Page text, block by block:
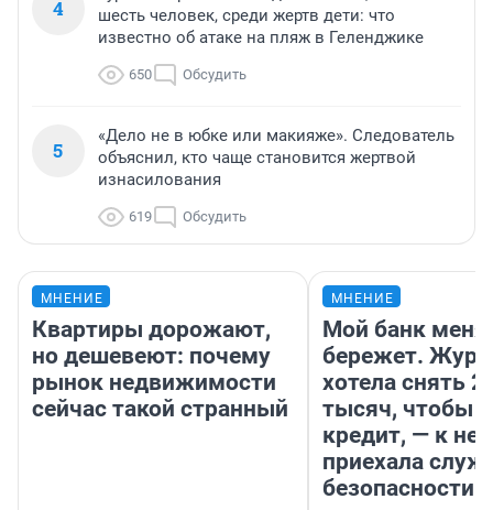
4
шесть человек, среди жертв дети: что
известно об атаке на пляж в Геленджике
650 Обсудить
5
«Дело не в юбке или макияже». Следователь
объяснил, кто чаще становится жертвой
изнасилования
619 Обсудить
МНЕНИЕ
Квартиры дорожают,
но дешевеют: почему
рынок недвижимости
сейчас такой странный
МНЕНИЕ
Мой банк меня
бережет.
хотела снять
тысяч, чтобы
кредит, — к
приехала
безопасности